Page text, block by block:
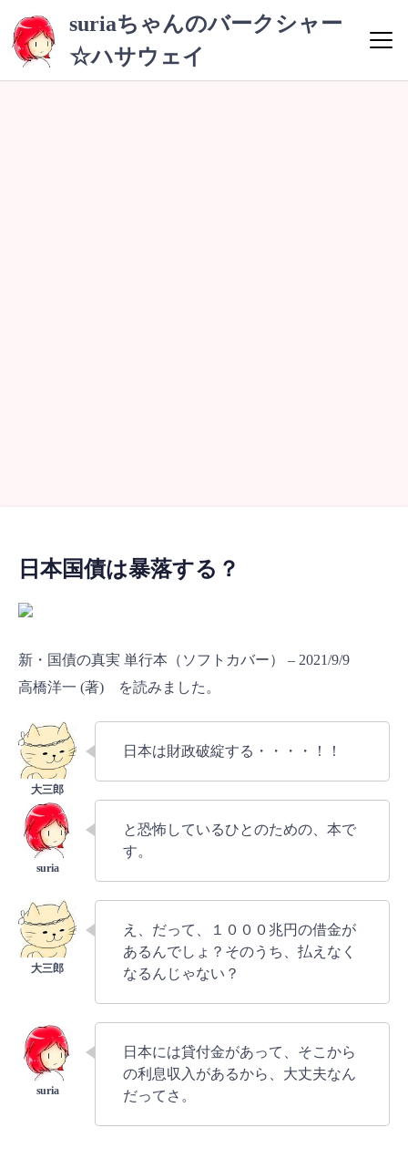
テ
suriaちゃんのバークシャー
☆ハサウェイ
日本国債は暴落する？
新・国債の真実 単行本（ソフトカバー） – 2021/9/9
高橋洋一 (著) を読みました。
日本は財政破綻する・・・・！！
と恐怖しているひとのための、本で
す。
え、だって、１０００兆円の借金が
あるんでしょ？そのうち、払えなく
なるんじゃない？
日本には貸付金があって、そこから
の利息収入があるから、大丈夫なん
だってさ。